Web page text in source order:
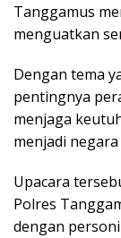
Tanggamus
menguatkan
Dengan tema
pentingnya
menjaga
menjadi
Upacara
Polres
dengan